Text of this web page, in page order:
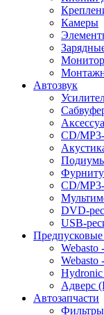
Камеры
Автозвук
CD/
CD/
DVD-
USB-
Предпусковые
Webasto
Webasto
Hydronic
Адверс
Автозапчасти
Фильтры